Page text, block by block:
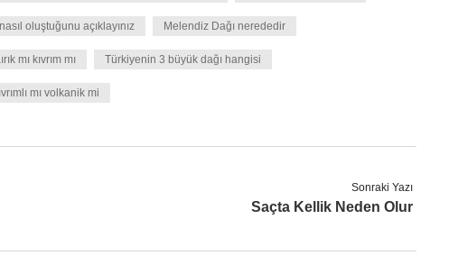
oluştuğunu açıklayınız Melendiz Dağı nerededir
mı kıvrım mı Türkiyenin 3 büyük dağı hangisi
mı volkanik mi
Sonraki Yazı
Saçta Kellik Neden Olur